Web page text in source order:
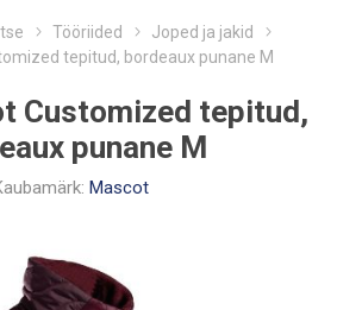
Tööriided
Joped ja jakid
tepitud, bordeaux punane M
Customized tepitud,
punane M
Mascot